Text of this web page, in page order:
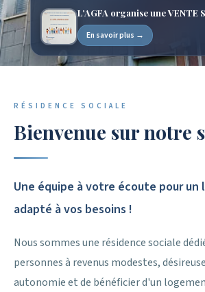
Association de
de Foyers &
🏠 Nos hébergements
L’AGFA organise une VENTE
En savoir plus →
RÉSIDENCE SOCIALE
Bienvenue sur notre
Une équipe à votre écoute pour
adapté à vos besoins !
Nous sommes une résidence sociale
personnes à revenus modestes,
autonomie et de bénéficier d'un